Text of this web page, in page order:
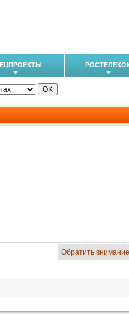
Обратить